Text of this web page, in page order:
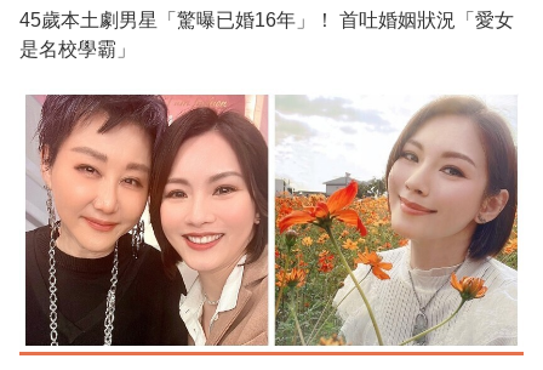
45歲本土劇男星「驚曝已婚16年」！ 首吐婚姻狀況「愛女
是名校學霸」